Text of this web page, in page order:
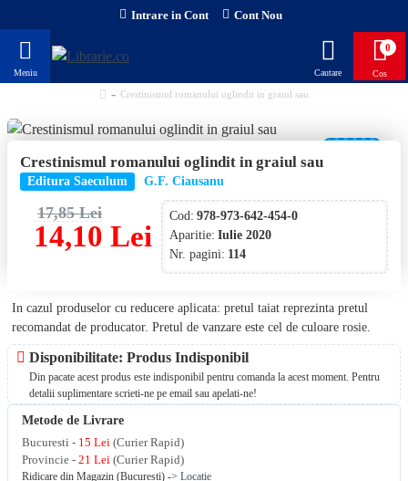
Intrare in Cont Cont Nou
0
Crestinismul romanului oglindit in graiul sau
Crestinismul romanului oglindit in graiul sau
Editura Saeculum G.F. Ciausanu
14,10 Lei
17,85 Lei Cod: 978-973-642-454-0
Aparitie: Iulie 2020
Nr. pagini: 114
Metode de Livrare
Bucuresti - 15 Lei (Curier Rapid)
Provincie - 21 Lei (Curier Rapid)
Ridicare din Magazin (Bucuresti) -> Locatie
In cazul produselor cu reducere aplicata: pretul taiat reprezinta pretul
recomandat de producator. Pretul de vanzare este cel de culoare rosie.
Disponibilitate: Produs Indisponibil
Din pacate acest produs este indisponibil pentru comanda la acest moment. Pentru
detalii suplimentare scrieti-ne pe email sau apelati-ne!